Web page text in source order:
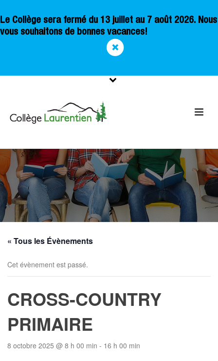
Le Collège sera fermé du 13 juillet au 7 août 2026. Nous
vous souhaitons de bonnes vacances!
« Tous les Évènements
Cet évènement est passé.
CROSS-COUNTRY
PRIMAIRE
8 octobre 2025 @ 8 h 00 min - 16 h 00 min